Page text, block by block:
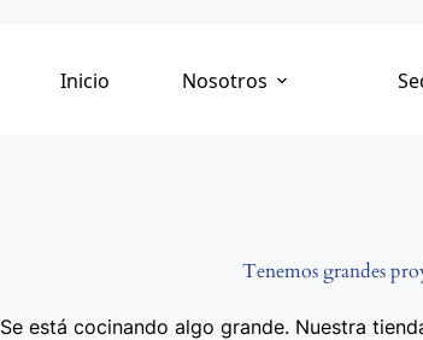
Inicio Nosotros
Tenemos grandes
Se está cocinando algo grande. Nuestra